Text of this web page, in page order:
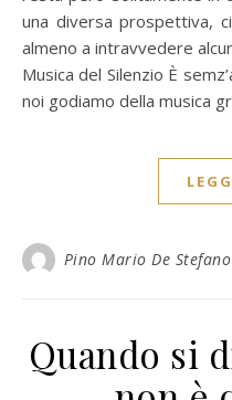
una diversa prospettiva,
almeno a intravvedere
Musica del Silenzio È
noi godiamo della musica
Pino Mario De Stefano
Quando si